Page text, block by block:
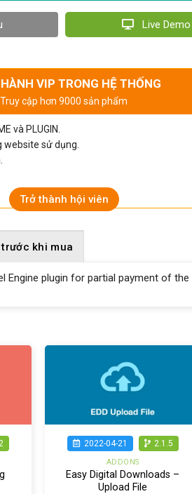
Live Demo
VIP TRONG HỆ THỐNG
Truy cập hơn 9000 sản phẩm
và PLUGIN.
website sử dụng.
Trở thành hội viên
trước khi mua
Engine plugin for partial payment of
2022-04-21 2.1.5
ADDONS
Easy Digital Downloads –
Upload File